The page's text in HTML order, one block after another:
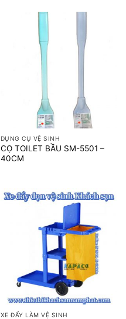
DỤNG CỤ VỆ SINH
CỌ TOILET BẦU SM-5501 –
40CM
XE ĐẨY LÀM VỆ SINH